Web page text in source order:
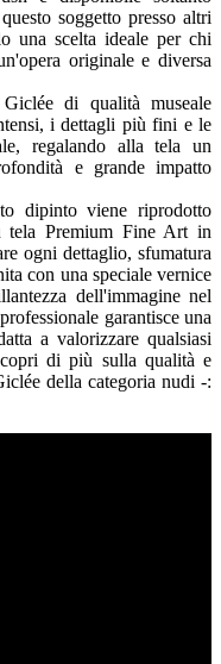
soggetto presso altri
una scelta ideale per chi
originale e diversa
di qualità museale
i dettagli più fini e le
regalando alla tela un
e grande impatto
dipinto viene riprodotto
tela Premium Fine Art in
ogni dettaglio, sfumatura
con una speciale vernice
dell'immagine nel
garantisce una
a valorizzare qualsiasi
di più sulla qualità e
della categoria nudi -: